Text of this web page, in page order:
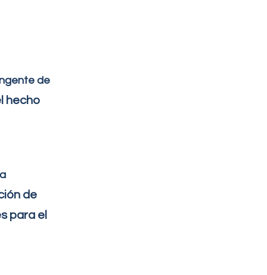
de
hecho
de
para el